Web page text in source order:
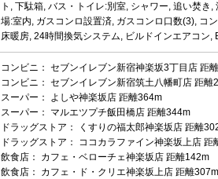
ト, 下駄箱, バス・トイレ:別室, シャワー, 追い焚
場:室内, ガスコンロ設置済, ガスコンロ口数(3), コ
床暖房, 24時間換気システム, ビルドインエアコン,
コンビニ： セブンイレブン新宿神楽坂3丁目店 距
コンビニ： セブンイレブン新宿筑土八幡町店 距離
スーパー： よしや神楽坂店 距離364m
スーパー： マルエツプチ飯田橋店 距離344m
ドラッグストア： くすりの福太郎神楽坂店 距離
ドラッグストア： ココカラファイン神楽坂上店 距
飲食店： カフェ・ベローチェ神楽坂店 距離142m
飲食店： カフェ・ド・クリエ神楽坂上店 距離307m